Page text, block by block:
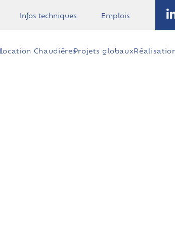
Infos techniques Emplois
ChaudièresProjets globaux